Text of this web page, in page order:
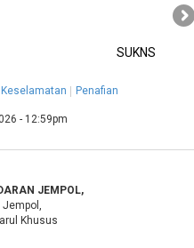
SUKNS
Keselamatan Penafian
- 12:59pm
JEMPOL,
Jempol,
Khusus